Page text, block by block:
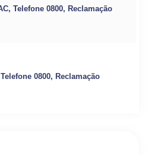
Telefone 0800, Reclamação
0800, Reclamação